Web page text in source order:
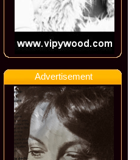
Advertisement